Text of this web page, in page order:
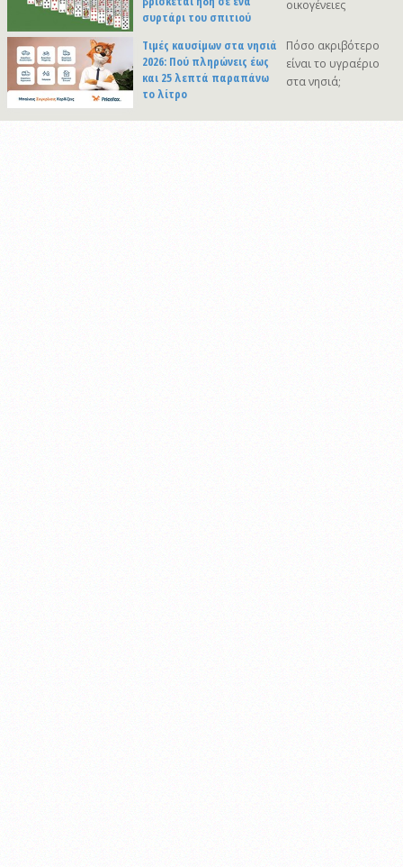
συρτάρι του σπιτιού
οικογένειες
Τιμές καυσίμων στα νησιά
2026: Πού πληρώνεις έως
και 25 λεπτά παραπάνω
το λίτρο
Πόσο ακριβότερο
είναι το υγραέριο
στα νησιά;